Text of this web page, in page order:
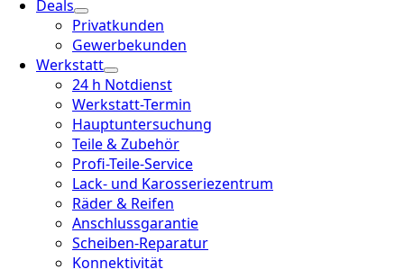
Deals
Privatkunden
Gewerbekunden
Werkstatt
24 h Notdienst
Werkstatt-Termin
Hauptuntersuchung
Teile & Zubehör
Profi-Teile-Service
Lack- und Karosseriezentrum
Räder & Reifen
Anschlussgarantie
Scheiben-Reparatur
Konnektivität